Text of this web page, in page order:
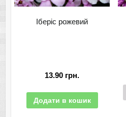
Іберіс рожевий
13.90 грн.
Додати в кошик